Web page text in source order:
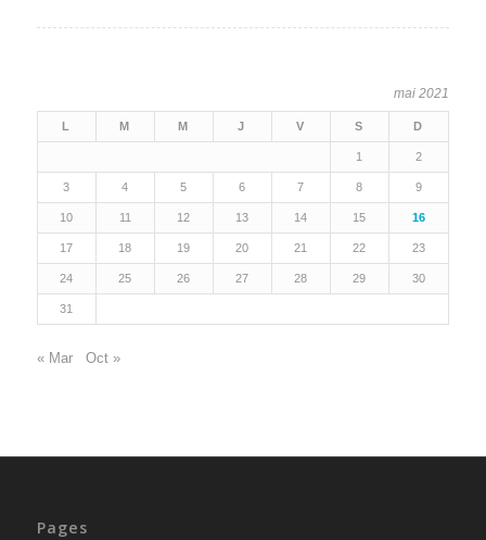
mai 2021
L M M J V S D
1 2
3 4 5 6 7 8 9
10 11 12 13 14 15 16
17 18 19 20 21 22 23
24 25 26 27 28 29 30
31
« Mar Oct »
Pages